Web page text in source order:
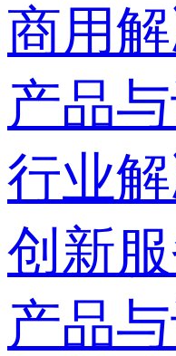
商用
产品
行业
创新
产品